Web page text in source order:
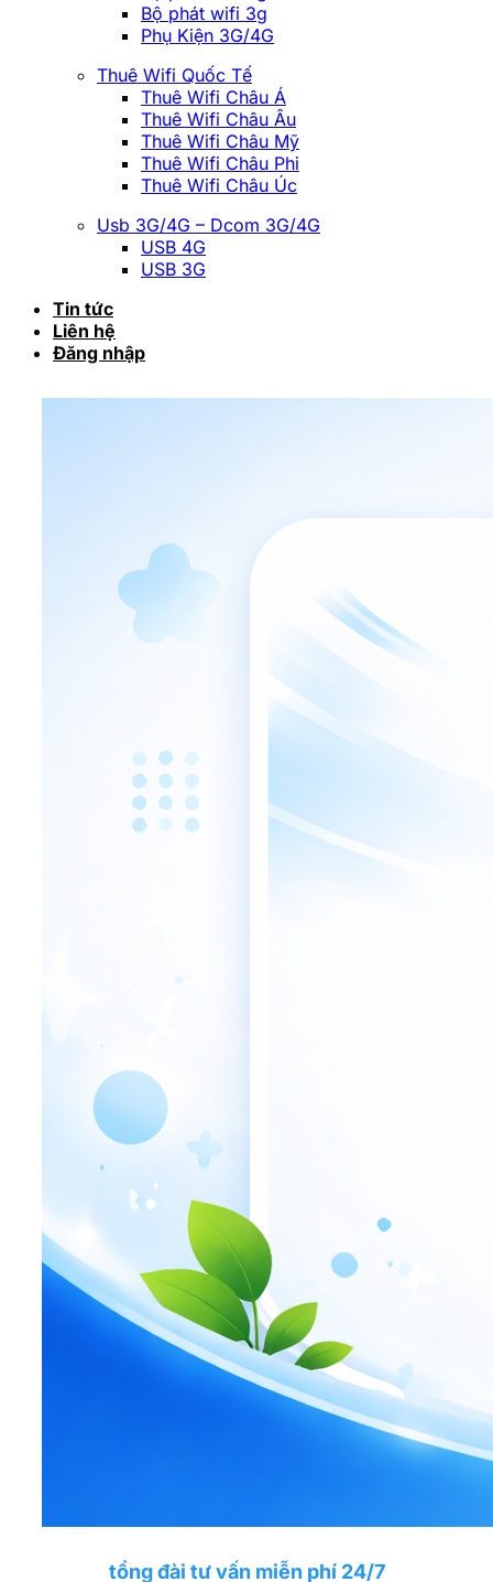
Bộ phát wifi 3g
Phụ Kiện 3G/4G
Thuê Wifi Quốc Tế
Thuê Wifi Châu Á
Thuê Wifi Châu Âu
Thuê Wifi Châu Mỹ
Thuê Wifi Châu Phi
Thuê Wifi Châu Úc
Usb 3G/4G – Dcom 3G/4G
USB 4G
USB 3G
Tin tức
Liên hệ
Đăng nhập
tổng đài tư vấn miễn phí 24/7